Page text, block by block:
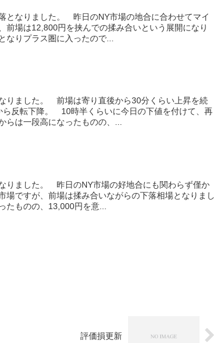
となりました。 昨日のNY市場の地合に合わせてマイ
前場は12,800円を挟んでの揉み合いという展開になり
りプラス圏に入ったので...
りました。 前場は寄り直後から30分くらい上昇を続
ら反転下降。 10時半くらいに今日の下値を付けて、再
は一段高になったものの、...
りました。 昨日のNY市場の好地合にも関わらず僅か
場ですが、前場は揉み合いながらの下落相場となりまし
ものの、13,000円を意...
評価損更新